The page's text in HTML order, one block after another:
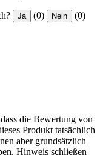
Ja (0) Nein (0)
die Bewertung von
Produkt tatsächlich
aber grundsätzlich
Hinweis schließen